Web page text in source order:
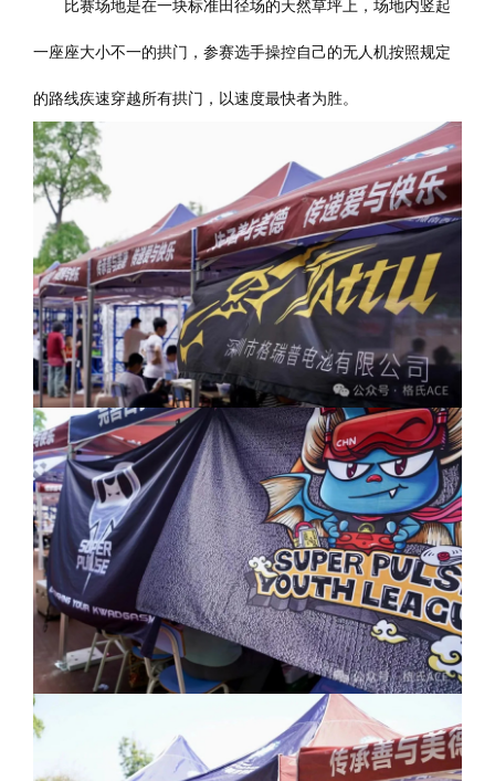
比赛场地是在一块标准田径场的天然草坪上，场地内竖起
一座座大小不一的拱门，参赛选手操控自己的无人机按照规定
的路线疾速穿越所有拱门，以速度最快者为胜。